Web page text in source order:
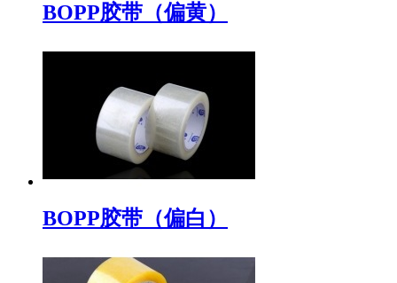
BOPP胶带（偏黄）
BOPP胶带（偏白）